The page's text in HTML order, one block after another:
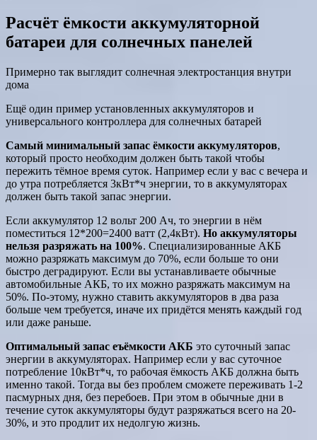
Расчёт ёмкости аккумуляторной
батареи для солнечных панелей
Примерно так выглядит солнечная электростанция внутри
дома
Ещё один пример установленных аккумуляторов и
универсального контроллера для солнечных батарей
Самый минимальный запас ёмкости аккумуляторов,
который просто необходим должен быть такой чтобы
пережить тёмное время суток. Например если у вас с вечера и
до утра потребляется 3кВт*ч энергии, то в аккумуляторах
должен быть такой запас энергии.
Если аккумулятор 12 вольт 200 Ач, то энергии в нём
поместиться 12*200=2400 ватт (2,4кВт). Но аккумуляторы
нельзя разряжать на 100%. Специализированные АКБ
можно разряжать максимум до 70%, если больше то они
быстро деградируют. Если вы устанавливаете обычные
автомобильные АКБ, то их можно разряжать максимум на
50%. По-этому, нужно ставить аккумуляторов в два раза
больше чем требуется, иначе их придётся менять каждый год
или даже раньше.
Оптимальный запас еъёмкости АКБ это суточный запас
энергии в аккумуляторах. Например если у вас суточное
потребление 10кВт*ч, то рабочая ёмкость АКБ должна быть
именно такой. Тогда вы без проблем сможете переживать 1-2
пасмурных дня, без перебоев. При этом в обычные дни в
течение суток аккумуляторы будут разряжаться всего на 20-
30%, и это продлит их недолгую жизнь.